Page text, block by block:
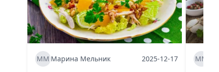
ММ Марина Мельник 2025-12-17 ММ